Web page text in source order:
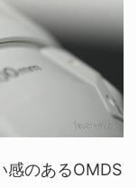
感のあるOMDS